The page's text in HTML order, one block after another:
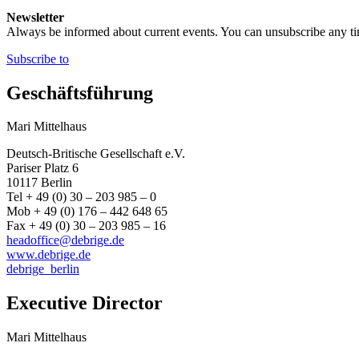
Newsletter
Always be informed about current events. You can unsubscribe any
Subscribe to
Geschäftsführung
Mari Mittelhaus
Deutsch-Britische Gesellschaft e.V.
Pariser Platz 6
10117 Berlin
Tel + 49 (0) 30 – 203 985 – 0
Mob + 49 (0) 176 – 442 648 65
Fax + 49 (0) 30 – 203 985 – 16
headoffice@debrige.de
www.debrige.de
debrige_berlin
Executive Director
Mari Mittelhaus